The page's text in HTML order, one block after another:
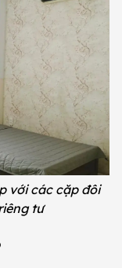
với các cặp đôi
tư